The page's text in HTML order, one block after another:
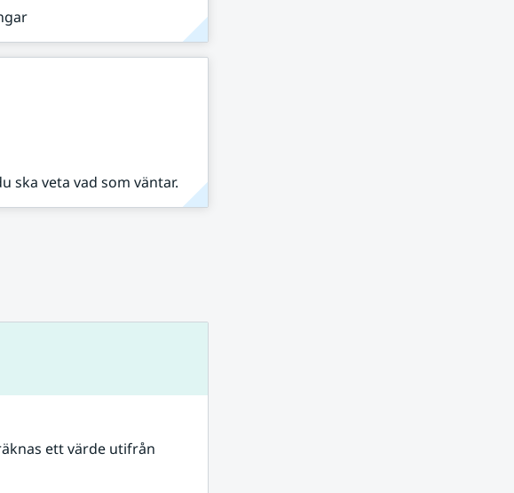
ska veta vad som väntar.
ett värde utifrån